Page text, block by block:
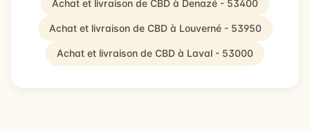
Achat et livraison de CBD à Denazé - 53400
Achat et livraison de CBD à Louverné - 53950
Achat et livraison de CBD à Laval - 53000